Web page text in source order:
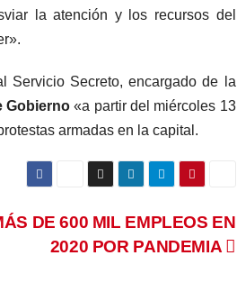
la atención y los recursos del
Servicio Secreto, encargado de la
Gobierno«a partir del miércoles 13
armadas en la capital.
DE 600 MIL EMPLEOS EN
2020 POR PANDEMIA